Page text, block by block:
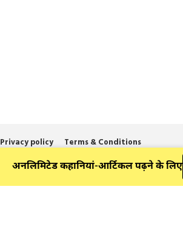
अनलिमिटेड कहानियां-आर्टिकल पढ़ने के लिए
Privacy policy
Terms & Conditions